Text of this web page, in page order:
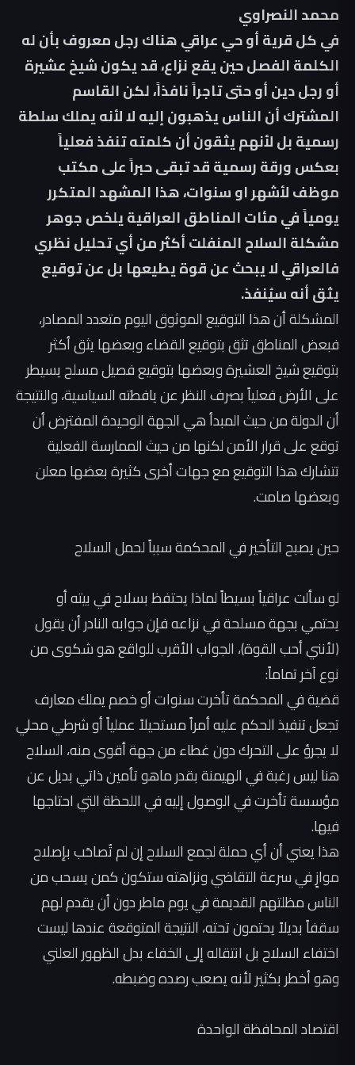
‏محمد النصراوي
‏في كل قرية أو حي عراقي هناك رجل معروف بأن له
الكلمة الفصل حين يقع نزاع، قد يكون شيخ عشيرة
أو رجل دين أو حتى تاجراً نافذاً، لكن القاسم
المشترك أن الناس يذهبون إليه لا لأنه يملك سلطة
رسمية بل لأنهم يثقون أن كلمته تنفذ فعلياً
بعكس ورقة رسمية قد تبقى حبراً على مكتب
موظف لأشهر او سنوات، هذا المشهد المتكرر
يومياً في مئات المناطق العراقية يلخص جوهر
مشكلة السلاح المنفلت أكثر من أي تحليل نظري
فالعراقي لا يبحث عن قوة يطيعها بل عن توقيع
يثق أنه سيُنفذ.
‏المشكلة أن هذا التوقيع الموثوق اليوم متعدد المصادر،
فبعض المناطق تثق بتوقيع القضاء وبعضها يثق أكثر
بتوقيع شيخ العشيرة وبعضها بتوقيع فصيل مسلح يسيطر
على الأرض فعلياً بصرف النظر عن يافطته السياسية، والنتيجة
أن الدولة من حيث المبدأ هي الجهة الوحيدة المفترض أن
توقع على قرار الأمن لكنها من حيث الممارسة الفعلية
تتشارك هذا التوقيع مع جهات أخرى كثيرة بعضها معلن
وبعضها صامت.
‏حين يصبح التأخير في المحكمة سبباً لحمل السلاح
‏لو سألت عراقياً بسيطاً لماذا يحتفظ بسلاح في بيته أو
يحتمي بجهة مسلحة في نزاعه فإن جوابه النادر أن يقول
(لأنني أحب القوة)، الجواب الأقرب للواقع هو شكوى من
نوع آخر تماماً:
‏قضية في المحكمة تأخرت سنوات أو خصم يملك معارف
تجعل تنفيذ الحكم عليه أمراً مستحيلاً عملياً أو شرطي محلي
لا يجرؤ على التحرك دون غطاء من جهة أقوى منه، السلاح
هنا ليس رغبة في الهيمنة بقدر ماهو تأمين ذاتي بديل عن
مؤسسة تأخرت في الوصول إليه في اللحظة التي احتاجها
فيها.
‏هذا يعني أن أي حملة لجمع السلاح إن لم تُصاحَب بإصلاح
موازٍ في سرعة التقاضي ونزاهته ستكون كمن يسحب من
الناس مظلتهم القديمة في يوم ماطر دون أن يقدم لهم
سقفاً بديلاً يحتمون تحته، النتيجة المتوقعة عندها ليست
اختفاء السلاح بل انتقاله إلى الخفاء بدل الظهور العلني
وهو أخطر بكثير لأنه يصعب رصده وضبطه.
‏اقتصاد المحافظة الواحدة